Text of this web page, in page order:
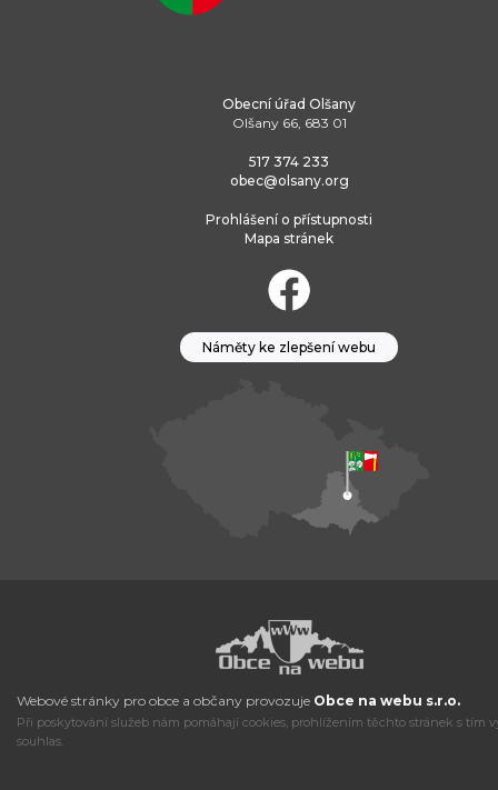
Obecní úřad Olšany
Olšany 66, 683 01
517 374 233
obec@olsany.org
Prohlášení o přístupnosti
Mapa stránek
Náměty ke zlepšení webu
Webové stránky pro obce a občany provozuje Obce na webu s.r.o.
Při poskytování služeb nám pomáhají cookies, prohlížením těchto stránek s tím
souhlas.